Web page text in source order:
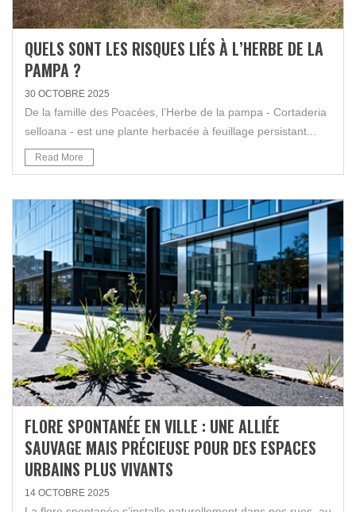
QUELS SONT LES RISQUES LIÉS À L’HERBE DE LA
PAMPA ?
30 OCTOBRE 2025
De la famille des Poacées, l’Herbe de la pampa - Cortaderia
selloana - est une plante herbacée à feuillage persistant...
Read More
FLORE SPONTANÉE EN VILLE : UNE ALLIÉE
SAUVAGE MAIS PRÉCIEUSE POUR DES ESPACES
URBAINS PLUS VIVANTS
14 OCTOBRE 2025